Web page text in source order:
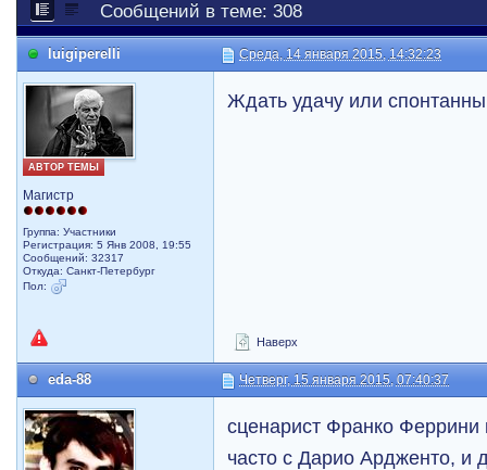
Сообщений в теме: 308
luigiperelli Среда, 14 января 2015, 14:32:23
АВТОР ТЕМЫ
Магистр
Группа: Участники
Регистрация: 5 Янв 2008, 19:55
Сообщений: 32317
Откуда: Санкт-Петербург
Пол:
Ждать удачу или
Наверх
eda-88 Четверг, 15 января 2015, 07:40:37
сценарист Франко
часто с Дарио Ардженто, и